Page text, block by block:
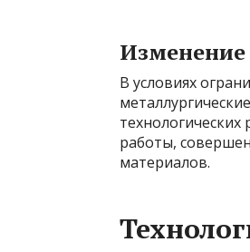
Изменение
В условиях
работы,
материалов.